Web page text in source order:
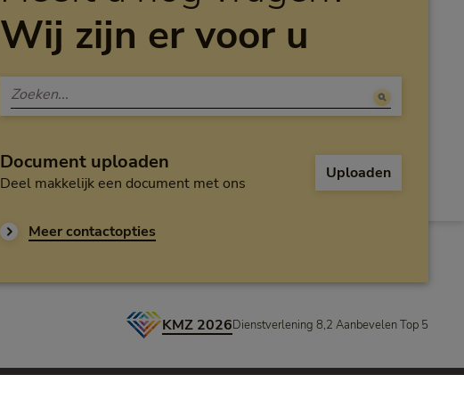
Wij zijn er voor u
Document uploaden
Deel makkelijk een document met ons
Uploaden
Meer contactopties
KMZ 2026Dienstverlening 8,2 Aanbevelen Top 5